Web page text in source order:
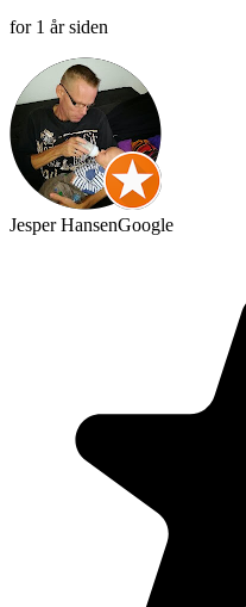
for 1 år siden
Jesper HansenGoogle